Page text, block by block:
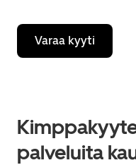
Varaa kyyti
palveluita